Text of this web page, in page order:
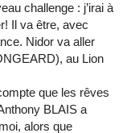
challenge : j’irai à
Il va être, avec
Nidor va aller
au Lion
que les rêves
BLAIS a
alors que